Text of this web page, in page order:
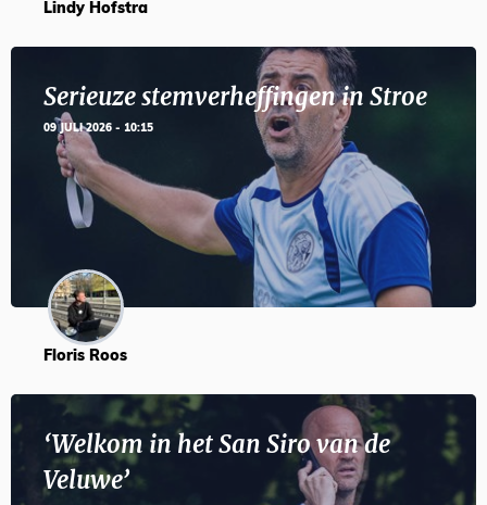
Lindy Hofstra
Serieuze stemverheffingen in Stroe
09 JULI 2026 - 10:15
Floris Roos
‘Welkom in het San Siro van de
Veluwe’